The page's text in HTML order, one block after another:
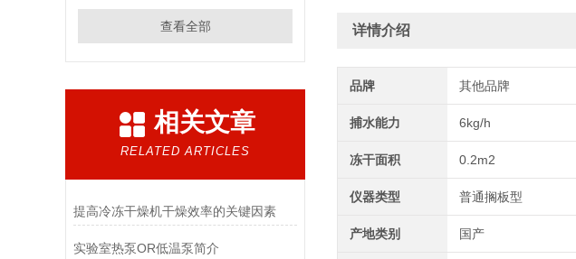
查看全部
相关文章
RELATED ARTICLES
提高冷冻干燥机干燥效率的关键因素
实验室热泵OR低温泵简介
详情介绍
品牌 其他品牌
捕水能力 6kg/h
冻干面积 0.2m2
仪器类型 普通搁板型
产地类别 国产